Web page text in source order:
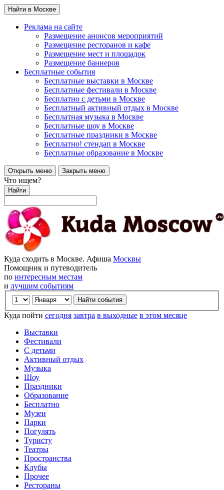
Найти в Москве
Реклама на сайте
Размещение анонсов мероприятий
Размещение ресторанов и кафе
Размещение мест и площадок
Размещение баннеров
Бесплатные события
Бесплатные выставки в Москве
Бесплатные фестивали в Москве
Бесплатно с детьми в Москве
Бесплатный активный отдых в Москве
Бесплатная музыка в Москве
Бесплатные шоу в Москве
Бесплатные праздники в Москве
Бесплатно! стендап в Москве
Бесплатные образование в Москве
Открыть меню Закрыть меню
Что ищем?
Найти
Куда сходить в Москве. Афиша Москвы
Помощник и путеводитель
по интересным местам
и лучшим событиям
Куда пойти сегодня завтра в выходные в этом месяце
Выставки
Фестивали
С детьми
Активный отдых
Музыка
Шоу
Праздники
Образование
Бесплатно
Музеи
Парки
Погулять
Туристу
Театры
Пространства
Клубы
Прочее
Рестораны